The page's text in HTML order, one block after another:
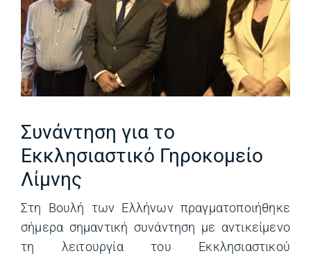
Συνάντηση για το
Εκκλησιαστικό Γηροκομείο
Λίμνης
Στη Βουλή των Ελλήνων πραγματοποιήθηκε
σήμερα σημαντική συνάντηση με αντικείμενο
τη λειτουργία του Εκκλησιαστικού